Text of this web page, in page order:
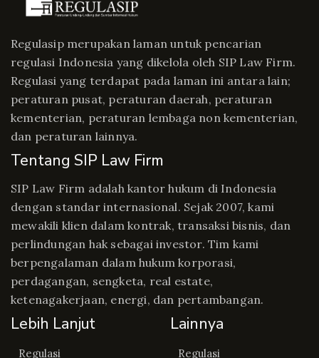
Regulasip merupakan laman untuk pencarian
regulasi Indonesia yang dikelola oleh SIP Law Firm.
Regulasi yang terdapat pada laman ini antara lain;
peraturan pusat, peraturan daerah, peraturan
kementerian, peraturan lembaga non kementerian,
dan peraturan lainnya.
Tentang SIP Law Firm
SIP Law Firm adalah kantor hukum di Indonesia
dengan standar internasional. Sejak 2007, kami
mewakili klien dalam kontrak, transaksi bisnis, dan
perlindungan hak sebagai investor. Tim kami
berpengalaman dalam hukum korporasi,
perdagangan, sengketa, real estate,
ketenagakerjaan, energi, dan pertambangan.
Lebih Lanjut
Regulasi
Lainnya
Regulasi